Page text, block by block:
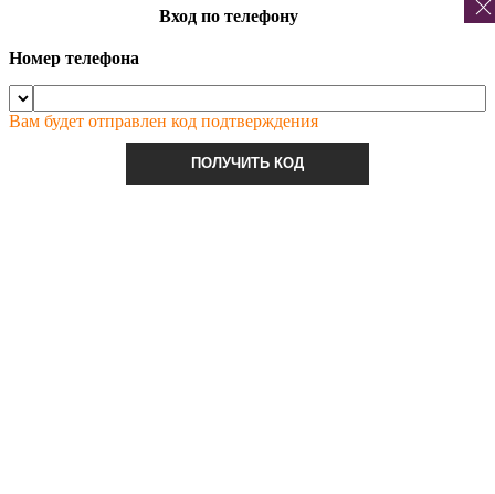
Вход по телефону
Номер телефона
Вам будет отправлен код подтверждения
ПОЛУЧИТЬ КОД